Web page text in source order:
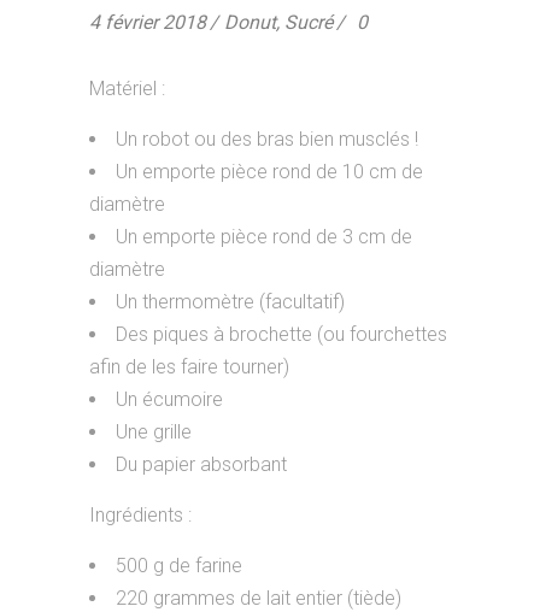
4 février 2018 Donut, Sucré 0
Matériel :
Un robot ou des bras bien musclés !
Un emporte pièce rond de 10 cm de
diamètre
Un emporte pièce rond de 3 cm de
diamètre
Un thermomètre (facultatif)
Des piques à brochette (ou fourchettes
afin de les faire tourner)
Un écumoire
Une grille
Du papier absorbant
Ingrédients :
500 g de farine
220 grammes de lait entier (tiède)